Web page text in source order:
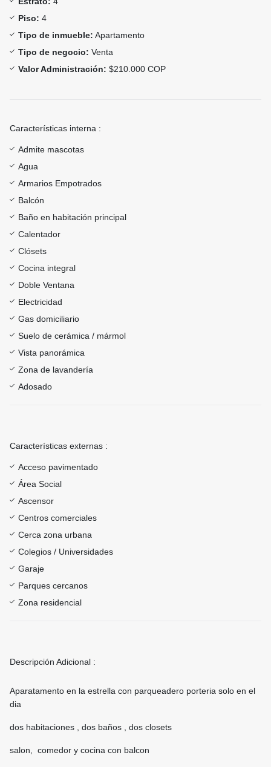
Piso: 4
Tipo de inmueble: Apartamento
Tipo de negocio: Venta
Valor Administración: $210.000 COP
Características interna :
Admite mascotas
Agua
Armarios Empotrados
Balcón
Baño en habitación principal
Calentador
Clósets
Cocina integral
Doble Ventana
Electricidad
Gas domiciliario
Suelo de cerámica / mármol
Vista panorámica
Zona de lavandería
Adosado
Características externas :
Acceso pavimentado
Área Social
Ascensor
Centros comerciales
Cerca zona urbana
Colegios / Universidades
Garaje
Parques cercanos
Zona residencial
Descripción Adicional :
Aparatamento en la estrella con parqueadero porteria solo en el
dia
dos habitaciones , dos baños , dos closets
salon, comedor y cocina con balcon